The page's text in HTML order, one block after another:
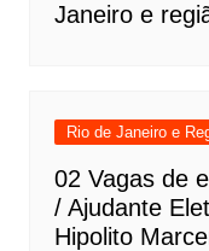
Janeiro e
Rio de Janeiro e
02 Vagas de
/ Ajudante
Hipolito